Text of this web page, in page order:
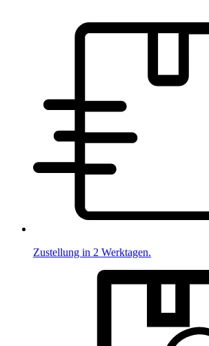
Zustellung in 2 Werktagen.